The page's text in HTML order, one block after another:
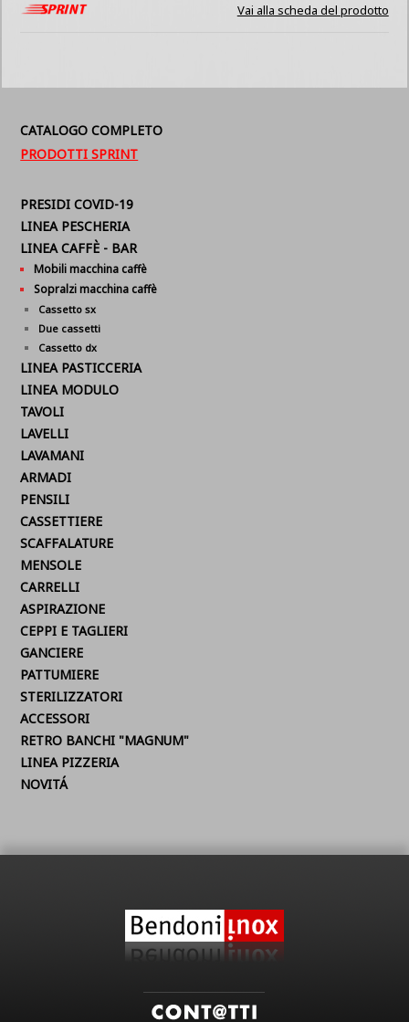
Vai alla scheda del prodotto
CATALOGO COMPLETO
PRODOTTI SPRINT
PRESIDI COVID-19
LINEA PESCHERIA
LINEA CAFFÈ - BAR
Mobili macchina caffè
Sopralzi macchina caffè
Cassetto sx
Due cassetti
Cassetto dx
LINEA PASTICCERIA
LINEA MODULO
TAVOLI
LAVELLI
LAVAMANI
ARMADI
PENSILI
CASSETTIERE
SCAFFALATURE
MENSOLE
CARRELLI
ASPIRAZIONE
CEPPI E TAGLIERI
GANCIERE
PATTUMIERE
STERILIZZATORI
ACCESSORI
RETRO BANCHI "MAGNUM"
LINEA PIZZERIA
NOVITÁ